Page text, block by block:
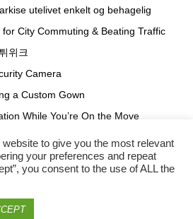
utelivet enkelt og behagelig
City Commuting & Beating Traffic
위크
Camera
a Custom Gown
While You’re On the Move
to give you the most relevant
your preferences and repeat
you consent to the use of ALL the